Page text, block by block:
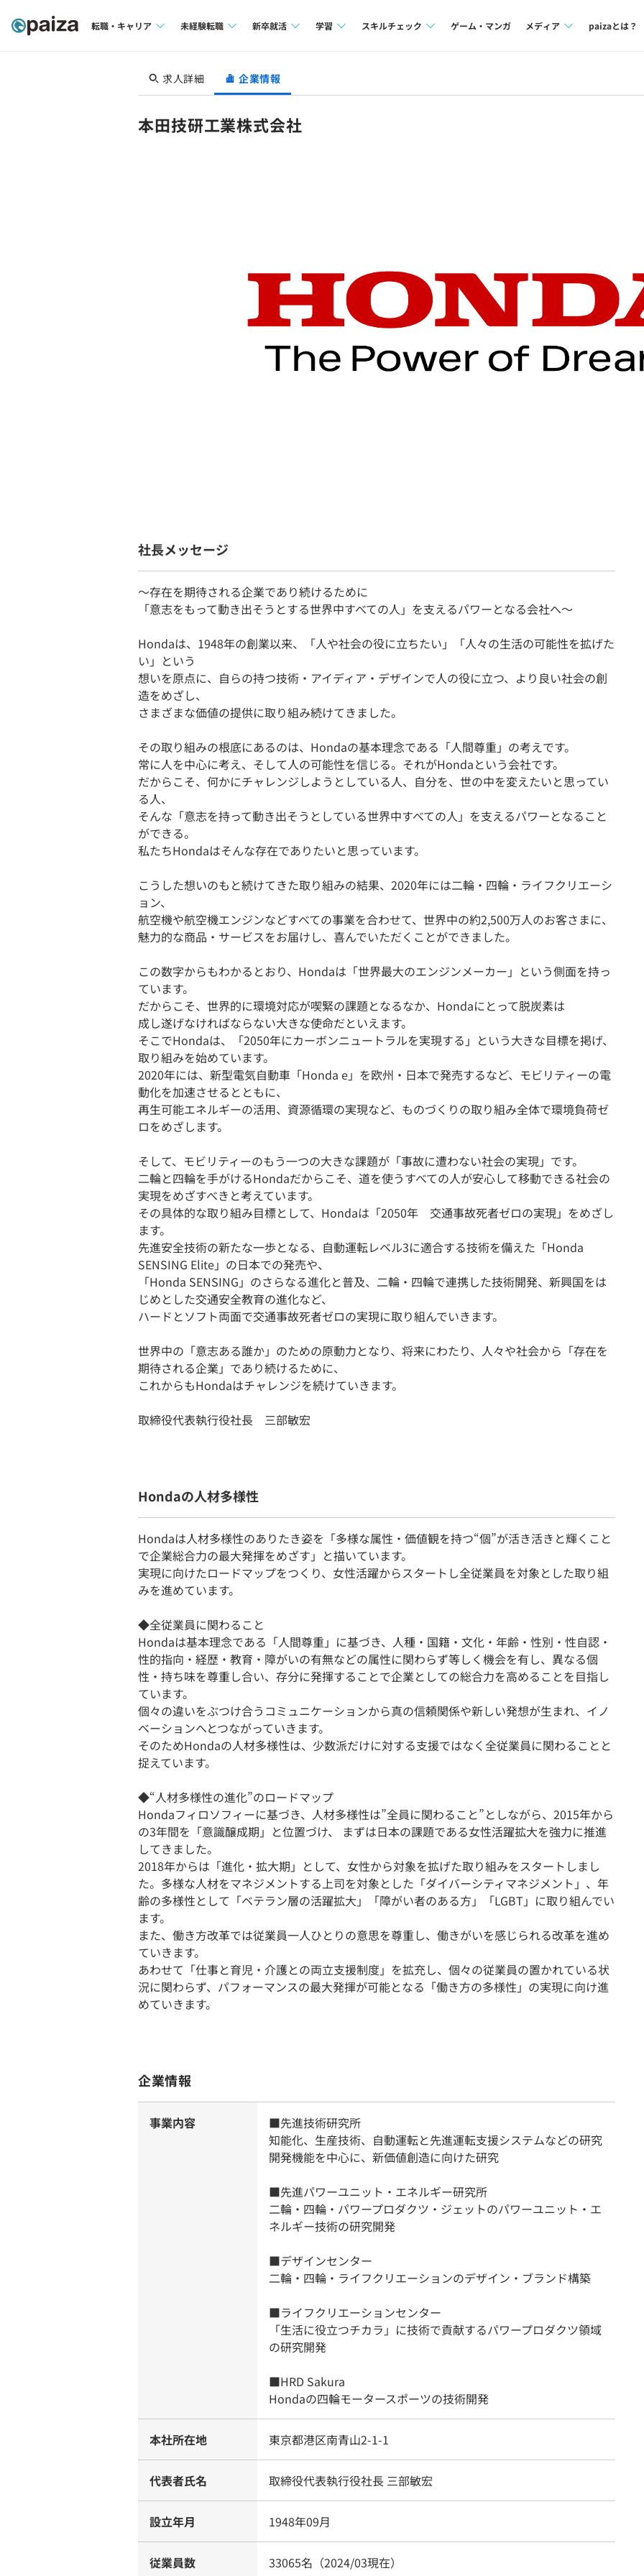
転職・キャリア
転職成功ガイド
未経験転職
求人検索
転職成功ガイド
新卒就活
本選考
インターン
学習
法人向けプラン
学校向けプラン
スキルチェック ゲーム・マンガ メディア paizaとは？
求人詳細 企業情報
本田技研工業株式会社
社長メッセージ
〜存在を期待される企業であり続けるために
「意志をもって動き出そうとする世界中すべての人」を支えるパワーとなる会社へ〜
Hondaは、1948年の創業以来、「人や社会の役に立ちたい」「人々の生活の可能性を拡げた
い」という
想いを原点に、自らの持つ技術・アイディア・デザインで人の役に立つ、より良い社会の創
造をめざし、
さまざまな価値の提供に取り組み続けてきました。
その取り組みの根底にあるのは、Hondaの基本理念である「人間尊重」の考えです。
常に人を中心に考え、そして人の可能性を信じる。それがHondaという会社です。
だからこそ、何かにチャレンジしようとしている人、自分を、世の中を変えたいと思ってい
る人、
そんな「意志を持って動き出そうとしている世界中すべての人」を支えるパワーとなること
ができる。
私たちHondaはそんな存在でありたいと思っています。
こうした想いのもと続けてきた取り組みの結果、2020年には二輪・四輪・ライフクリエーシ
ョン、
航空機や航空機エンジンなどすべての事業を合わせて、世界中の約2,500万人のお客さまに、
魅力的な商品・サービスをお届けし、喜んでいただくことができました。
この数字からもわかるとおり、Hondaは「世界最大のエンジンメーカー」という側面を持っ
ています。
だからこそ、世界的に環境対応が喫緊の課題となるなか、Hondaにとって脱炭素は
成し遂げなければならない大きな使命だといえます。
そこでHondaは、「2050年にカーボンニュートラルを実現する」という大きな目標を掲げ、
取り組みを始めています。
2020年には、新型電気自動車「Honda e」を欧州・日本で発売するなど、モビリティーの電
動化を加速させるとともに、
再生可能エネルギーの活用、資源循環の実現など、ものづくりの取り組み全体で環境負荷ゼ
ロをめざします。
そして、モビリティーのもう一つの大きな課題が「事故に遭わない社会の実現」です。
二輪と四輪を手がけるHondaだからこそ、道を使うすべての人が安心して移動できる社会の
実現をめざすべきと考えています。
その具体的な取り組み目標として、Hondaは「2050年 交通事故死者ゼロの実現」をめざし
ます。
先進安全技術の新たな一歩となる、自動運転レベル3に適合する技術を備えた「Honda
SENSING Elite」の日本での発売や、
「Honda SENSING」のさらなる進化と普及、二輪・四輪で連携した技術開発、新興国をは
じめとした交通安全教育の進化など、
ハードとソフト両面で交通事故死者ゼロの実現に取り組んでいきます。
世界中の「意志ある誰か」のための原動力となり、将来にわたり、人々や社会から「存在を
期待される企業」であり続けるために、
これからもHondaはチャレンジを続けていきます。
取締役代表執行役社長 三部敏宏
Hondaの人材多様性
Hondaは人材多様性のありたき姿を「多様な属性・価値観を持つ“個”が活き活きと輝くこと
で企業総合力の最大発揮をめざす」と描いています。
実現に向けたロードマップをつくり、女性活躍からスタートし全従業員を対象とした取り組
みを進めています。
◆全従業員に関わること
Hondaは基本理念である「人間尊重」に基づき、人種・国籍・文化・年齢・性別・性自認・
性的指向・経歴・教育・障がいの有無などの属性に関わらず等しく機会を有し、異なる個
性・持ち味を尊重し合い、存分に発揮することで企業としての総合力を高めることを目指し
ています。
個々の違いをぶつけ合うコミュニケーションから真の信頼関係や新しい発想が生まれ、イノ
ベーションへとつながっていきます。
そのためHondaの人材多様性は、少数派だけに対する支援ではなく全従業員に関わることと
捉えています。
◆“人材多様性の進化”のロードマップ
Hondaフィロソフィーに基づき、人材多様性は”全員に関わること”としながら、2015年から
の3年間を「意識醸成期」と位置づけ、 まずは日本の課題である女性活躍拡大を強力に推進
してきました。
2018年からは「進化・拡大期」として、女性から対象を拡げた取り組みをスタートしまし
た。多様な人材をマネジメントする上司を対象とした「ダイバーシティマネジメント」、年
齢の多様性として「ベテラン層の活躍拡大」「障がい者のある方」「LGBT」に取り組んでい
ます。
また、働き方改革では従業員一人ひとりの意思を尊重し、働きがいを感じられる改革を進め
ていきます。
あわせて「仕事と育児・介護との両立支援制度」を拡充し、個々の従業員の置かれている状
況に関わらず、パフォーマンスの最大発揮が可能となる「働き方の多様性」の実現に向け進
めていきます。
企業情報
事業内容
■先進技術研究所
知能化、生産技術、自動運転と先進運転支援システムなどの研究
開発機能を中心に、新価値創造に向けた研究
■先進パワーユニット・エネルギー研究所
二輪・四輪・パワープロダクツ・ジェットのパワーユニット・エ
ネルギー技術の研究開発
■デザインセンター
二輪・四輪・ライフクリエーションのデザイン・ブランド構築
■ライフクリエーションセンター
「生活に役立つチカラ」に技術で貢献するパワープロダクツ領域
の研究開発
■HRD Sakura
Hondaの四輪モータースポーツの技術開発
本社所在地 東京都港区南青山2-1-1
代表者氏名 取締役代表執行役社長 三部敏宏
設立年月 1948年09月
従業員数 33065名（2024/03現在）